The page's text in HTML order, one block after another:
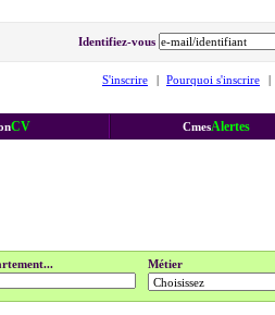
Identifiez-vous
S'inscrire | Pourquoi s'inscrire |
CV CmesAlertes
Métier